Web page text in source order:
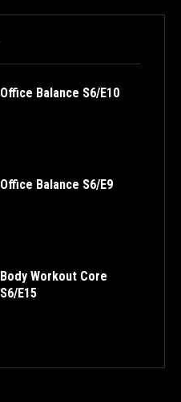
Office Balance S6/E10
Office Balance S6/E9
Body Workout Core
S6/E15